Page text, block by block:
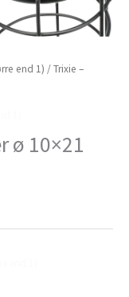
end 1) / Trixie –
ø 10×21